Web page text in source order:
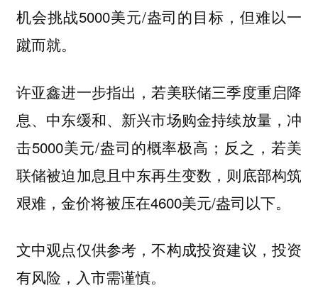
机会挑战5000美元/盎司的目标，但难以一
蹴而就。
许亚鑫进一步指出，若美联储三季度重启降
息、中东缓和、新兴市场购金持续放量，冲
击5000美元/盎司的概率极高；反之，若美
联储被迫加息且中东再生变数，则底部构筑
艰难，金价将被压在4600美元/盎司以下。
文中观点仅供参考，不构成投资建议，投资
有风险，入市需谨慎。